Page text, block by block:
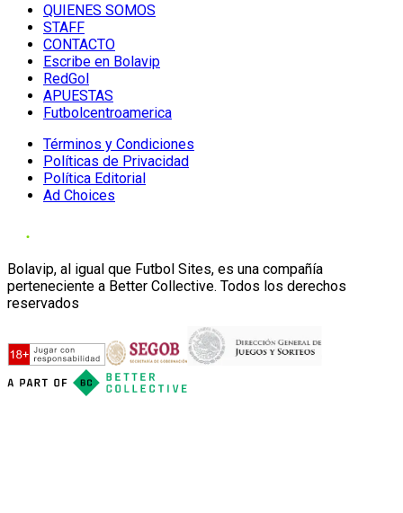
QUIENES SOMOS
STAFF
CONTACTO
Escribe en Bolavip
RedGol
APUESTAS
Futbolcentroamerica
Términos y Condiciones
Políticas de Privacidad
Política Editorial
Ad Choices
Bolavip, al igual que Futbol Sites, es una compañía
perteneciente a Better Collective. Todos los derechos
reservados